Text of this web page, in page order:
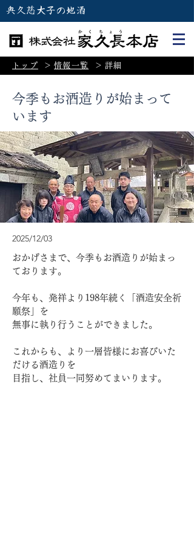
奥久慈大子の地酒
トップ ＞ 情報一覧 ＞ 詳細
今季もお酒造りが始まって
います
2025/12/03
おかげさまで、今季もお酒造りが始まっ
ております。
今年も、発祥より198年続く「酒造安全祈
願祭」を
無事に執り行うことができました。
これからも、より一層皆様にお喜びいた
だける酒造りを
目指し、社員一同努めてまいります。